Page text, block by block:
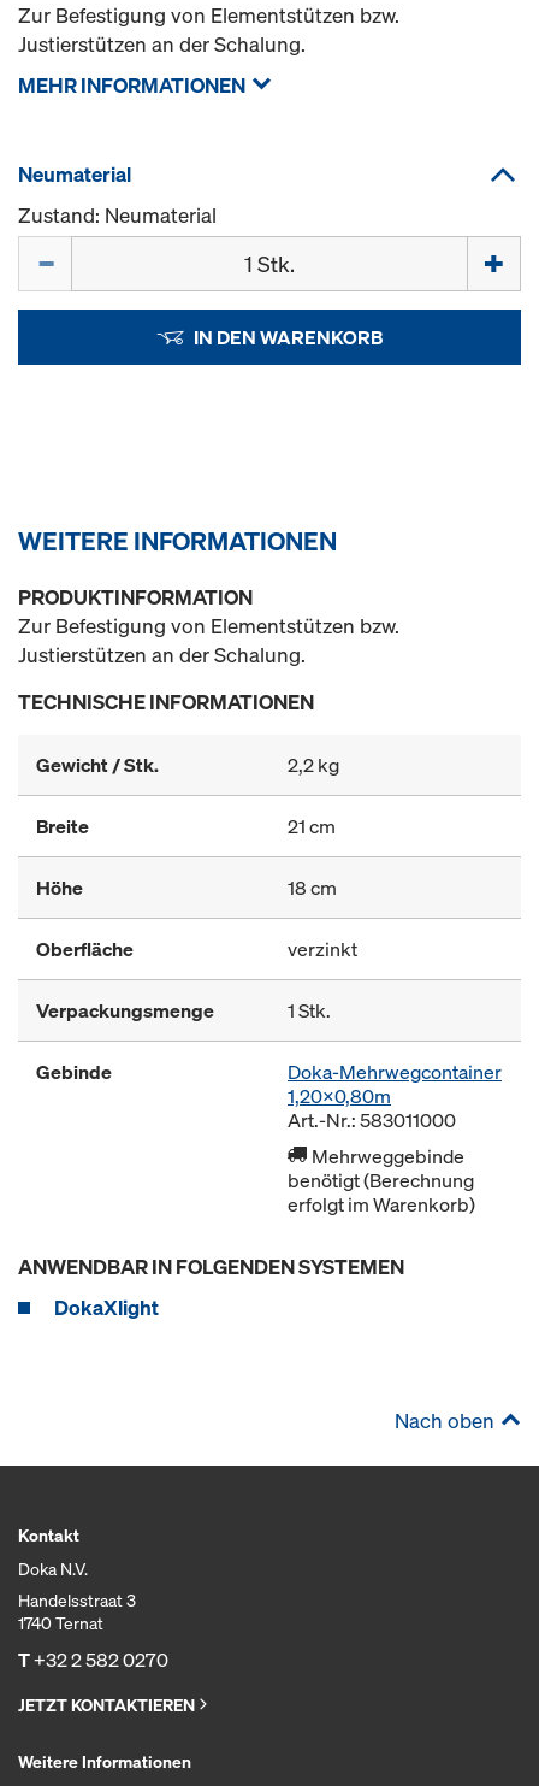
Zur Befestigung von Elementstützen bzw.
Justierstützen an der Schalung.
MEHR INFORMATIONEN
Neumaterial
Zustand: Neumaterial
IN DEN WARENKORB
WEITERE INFORMATIONEN
PRODUKTINFORMATION
Zur Befestigung von Elementstützen bzw.
Justierstützen an der Schalung.
TECHNISCHE INFORMATIONEN
Gewicht / Stk. 2,2 kg
Breite 21 cm
Höhe 18 cm
Oberfläche verzinkt
Verpackungsmenge 1 Stk.
Gebinde
Doka-Mehrwegcontainer
1,20x0,80m
Art.-Nr.: 583011000
Mehrweggebinde
benötigt (Berechnung
erfolgt im Warenkorb)
ANWENDBAR IN FOLGENDEN SYSTEMEN
DokaXlight
Nach oben
Kontakt
Doka N.V.
Handelsstraat 3
1740 Ternat
T+32 2 582 0270
JETZT KONTAKTIEREN
Weitere Informationen